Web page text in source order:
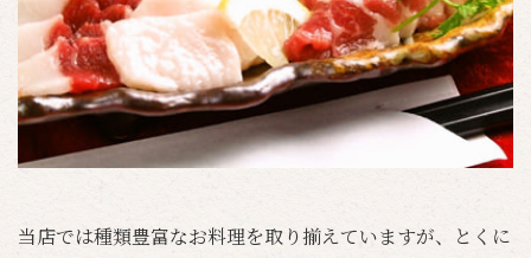
当店では種類豊富なお料理を取り揃えていますが、とくに